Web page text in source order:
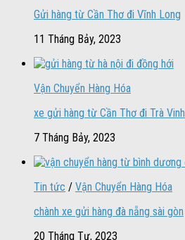
Gửi hàng từ Cần Thơ đi Vĩnh Long
11 Tháng Bảy, 2023
Vận Chuyển Hàng Hóa
xe gửi hàng từ Cần Thơ đi Trà Vinh
7 Tháng Bảy, 2023
Tin tức / Vận Chuyển Hàng Hóa
chành xe gửi hàng đà nẵng sài gòn
20 Tháng Tư, 2023